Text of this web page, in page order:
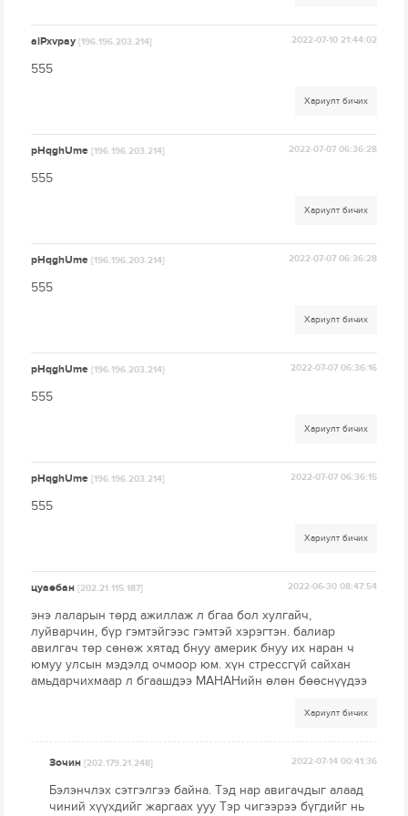
aiPxvpay[196.196.203.214] 2022-07-10 21:44:02
555
Хариулт бичих
pHqghUme[196.196.203.214] 2022-07-07 06:36:28
555
Хариулт бичих
pHqghUme[196.196.203.214] 2022-07-07 06:36:28
555
Хариулт бичих
pHqghUme[196.196.203.214] 2022-07-07 06:36:16
555
Хариулт бичих
pHqghUme[196.196.203.214] 2022-07-07 06:36:15
555
Хариулт бичих
цуаөбан[202.21.115.187] 2022-06-30 08:47:54
энэ лаларын төрд ажиллаж л бгаа бол хулгайч,
луйварчин, бүр гэмтэйгээс гэмтэй хэрэгтэн. балиар
авилгач төр сөнөж хятад бнуу америк бнуу их наран ч
юмуу улсын мэдэлд очмоор юм. хүн стрессгүй сайхан
амьдарчихмаар л бгаашдээ МАНАНийн өлөн бөөснүүдээ
Хариулт бичих
Зочин[202.179.21.248] 2022-07-14 00:41:36
Бэлэнчлэх сэтгэлгээ байна. Тэд нар авигачдыг алаад
чиний хүүхдийг жаргаах ууу Тэр чигээрээ бүгдийг нь